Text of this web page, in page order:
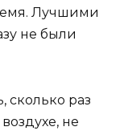
Лучшими
не были
сколько раз
не